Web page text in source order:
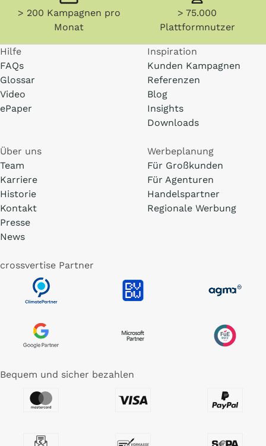
> 200 Kampagnen pro
Monat
> 75.000
Plattformnutzer
Hilfe
FAQs
Glossar
Video
ePaper
Inspiration
Kunden Kampagnen
Referenzen
Blog
Insights
Downloads
Über uns
Team
Karriere
Historie
Kontakt
Presse
News
Werbeplanung
Für Großkunden
Für Agenturen
Handelspartner
Regionale Werbung
crossvertise Partner
Bequem und sicher bezahlen